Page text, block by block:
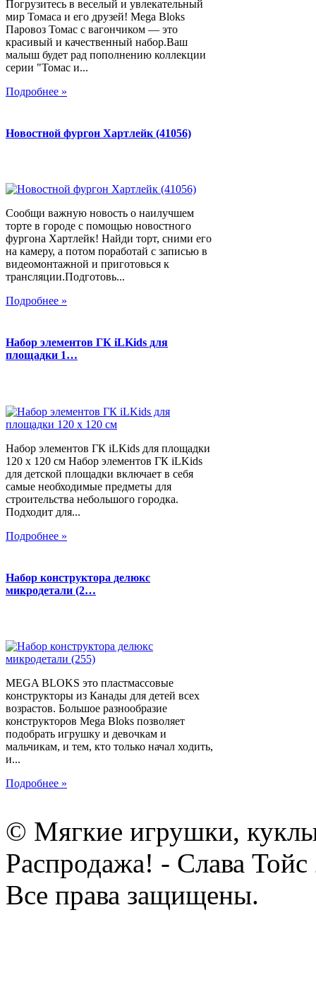
Погрузитесь в веселый и увлекательный
мир Томаса и его друзей! Mega Bloks
Паровоз Томас с вагончиком — это
красивый и качественный набор.Ваш
малыш будет рад пополнению коллекции
серии "Томас и...
Подробнее »
Новостной фургон Хартлейк (41056)
Сообщи важную новость о наилучшем
торте в городе с помощью новостного
фургона Хартлейк! Найди торт, сними его
на камеру, а потом поработай с записью в
видеомонтажной и приготовься к
трансляции.Подготовь...
Подробнее »
Набор элементов ГК iLKids для
площадки 1…
Набор элементов ГК iLKids для площадки
120 х 120 см Набор элементов ГК iLKids
для детской площадки включает в себя
самые необходимые предметы для
строительства небольшого городка.
Подходит для...
Подробнее »
Набор конструктора делюкс
микродетали (2…
MEGA BLOKS это пластмассовые
конструкторы из Канады для детей всех
возрастов. Большое разнообразие
конструкторов Mega Bloks позволяет
подобрать игрушку и девочкам и
мальчикам, и тем, кто только начал ходить,
и...
Подробнее »
© Мягкие игрушки,
Распродажа! - Слава Тойс
Все права защищены.